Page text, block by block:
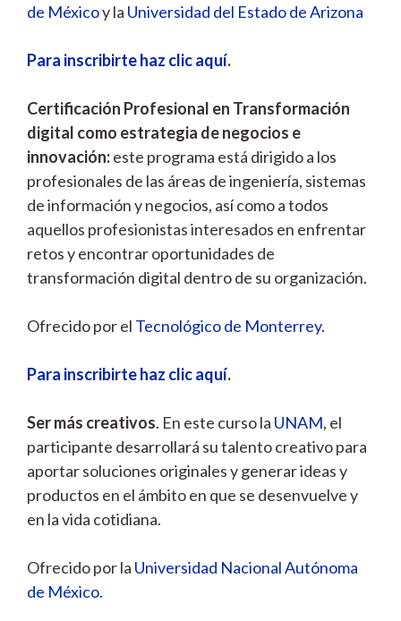
de Méxicoy la Universidad del Estado de Arizona
Para inscribirte haz clic aquí.
Certificación Profesional en Transformación
digital como estrategia de negocios e
innovación:este programa está dirigido a los
profesionales de las áreas de ingeniería, sistemas
de información y negocios, así como a todos
aquellos profesionistas interesados en enfrentar
retos y encontrar oportunidades de
transformación digital dentro de su organización.
Ofrecido por el Tecnológico de Monterrey.
Para inscribirte haz clic aquí.
Ser más creativos. En este curso la UNAM, el
participante desarrollará su talento creativo para
aportar soluciones originales y generar ideas y
productos en el ámbito en que se desenvuelve y
en la vida cotidiana.
Ofrecido por la Universidad Nacional Autónoma
de México.